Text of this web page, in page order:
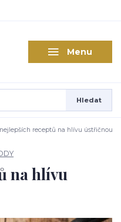
Menu
Hledat
receptů na hlívu ústřičnou
na hlívu